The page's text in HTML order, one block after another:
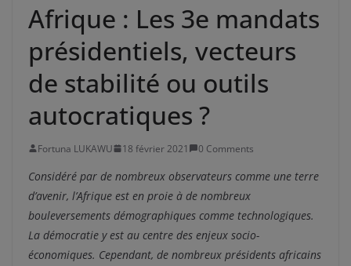
Afrique : Les 3e mandats
présidentiels, vecteurs
de stabilité ou outils
autocratiques ?
Fortuna LUKAWU 18 février 2021 0 Comments
Considéré par de nombreux observateurs comme une terre
d’avenir, l’Afrique est en proie à de nombreux
bouleversements démographiques comme technologiques.
La démocratie y est au centre des enjeux socio-
économiques. Cependant, de nombreux présidents africains